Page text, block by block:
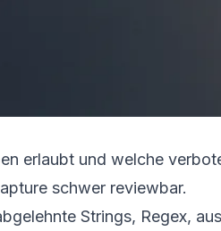
erlaubt und welche
schwer reviewbar.
Strings, Regex,